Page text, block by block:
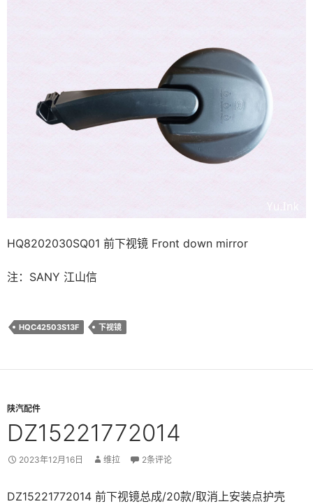
HQ8202030SQ01 前下视镜 Front down mirror
注：SANY 江山信
HQC42503S13F 下视镜
陕汽配件
DZ15221772014
2023年12月16日 维拉 2条评论
DZ15221772014 前下视镜总成/20款/取消上安装点护壳